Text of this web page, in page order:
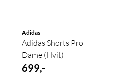
Adidas
Adidas Shorts Pro
Dame (Hvit)
699,-